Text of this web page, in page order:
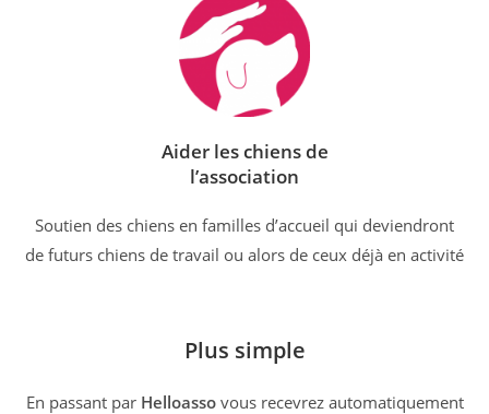
Aider les chiens de
l’association
Soutien des chiens en familles d’accueil qui deviendront
de futurs chiens de travail ou alors de ceux déjà en activité
Plus simple
En passant par Helloasso vous recevrez automatiquement